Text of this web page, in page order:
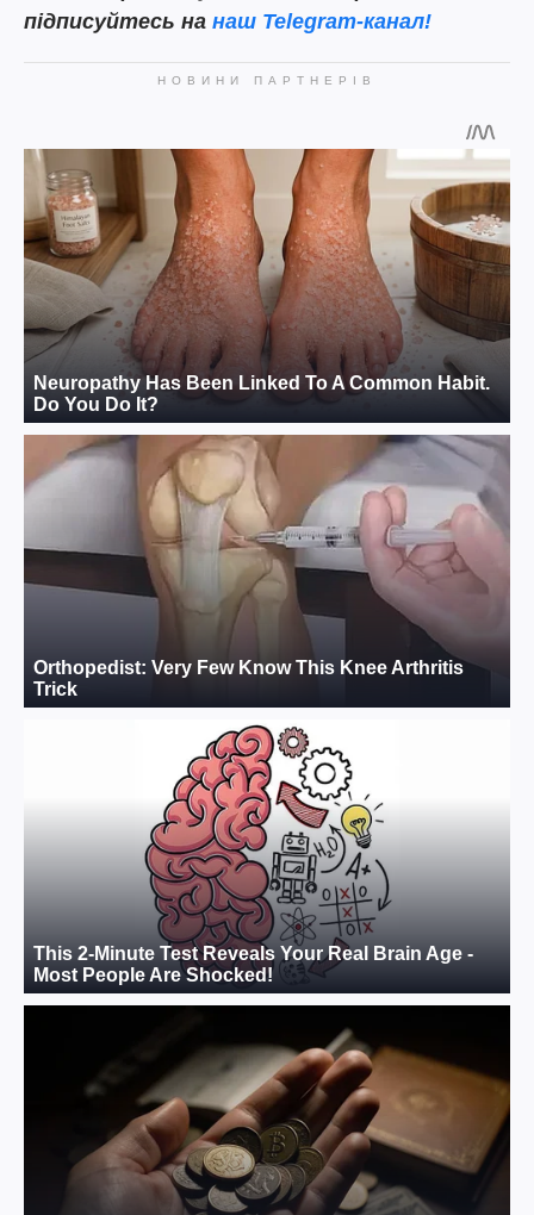
підписуйтесь на наш Telegram-канал!